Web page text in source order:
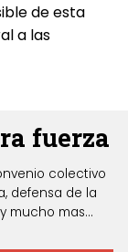
de esta
a las
fuerza
colectivo
defensa de la
mucho mas...